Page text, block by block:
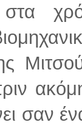
στα
σαν